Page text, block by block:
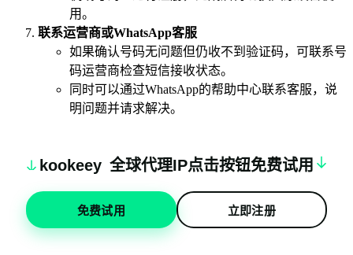
用。
联系运营商或WhatsApp客服
如果确认号码无问题但仍收不到验证码，可联系号
码运营商检查短信接收状态。
同时可以通过WhatsApp的帮助中心联系客服，说
明问题并请求解决。
kookeey 全球代理IP点击按钮免费试用
免费试用 立即注册